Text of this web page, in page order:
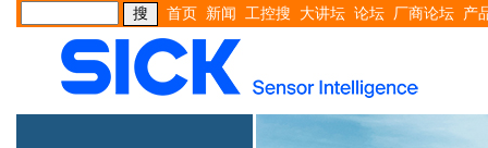
首页 新闻 工控搜 大讲坛 论坛 厂商论坛 产